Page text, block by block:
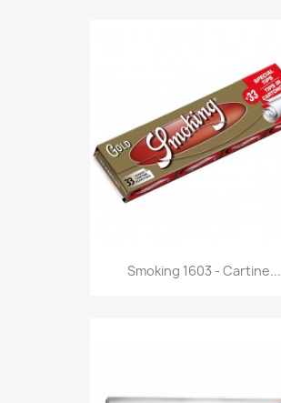
Anteprima
Smoking 1603 - Cartine...